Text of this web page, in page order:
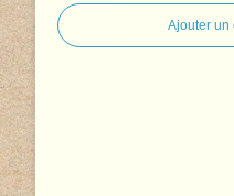
Ajouter un